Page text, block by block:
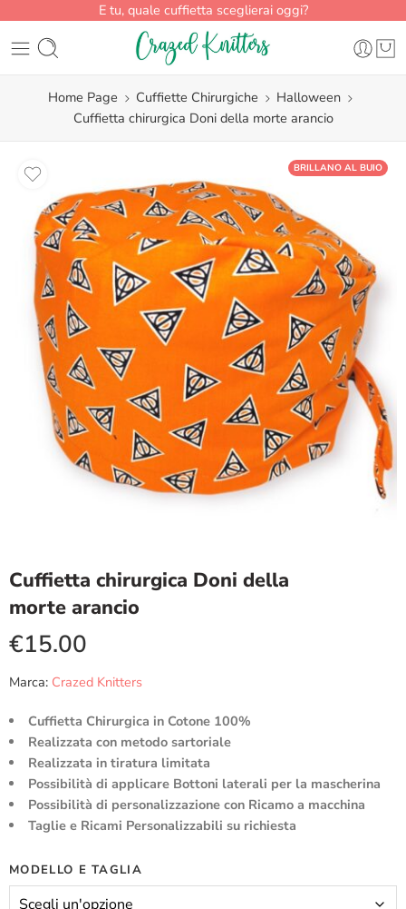
E tu, quale cuffietta sceglierai oggi?
Home Page Cuffiette Chirurgiche
Halloween
Cuffietta chirurgica Doni della morte arancio
BRILLANO AL BUIO
Cuffietta chirurgica Doni della
morte arancio
€15.00
Marca: Crazed Knitters
Cuffietta Chirurgica in Cotone 100%
Realizzata con metodo sartoriale
Realizzata in tiratura limitata
Possibilità di applicare Bottoni laterali per la mascherina
Possibilità di personalizzazione con Ricamo a macchina
Taglie e Ricami Personalizzabili su richiesta
MODELLO E TAGLIA